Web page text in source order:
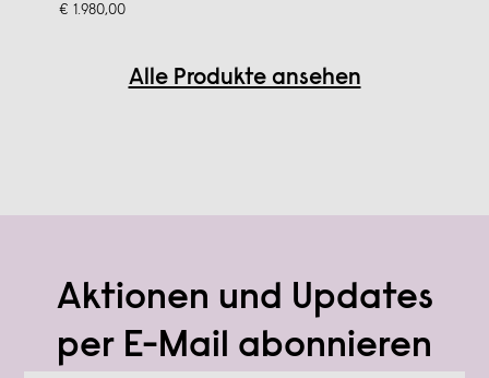
€ 1.980,00
Alle Produkte ansehen
Aktionen und Updates
per E-Mail abonnieren